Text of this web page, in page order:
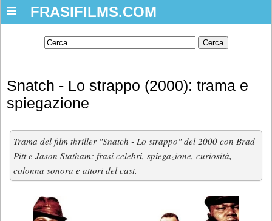
FRASIFILMS.COM
≡
Snatch - Lo strappo (2000): trama e
spiegazione
Trama del film thriller "Snatch - Lo strappo" del 2000 con Brad
Pitt e Jason Statham: frasi celebri, spiegazione, curiosità,
colonna sonora e attori del cast.